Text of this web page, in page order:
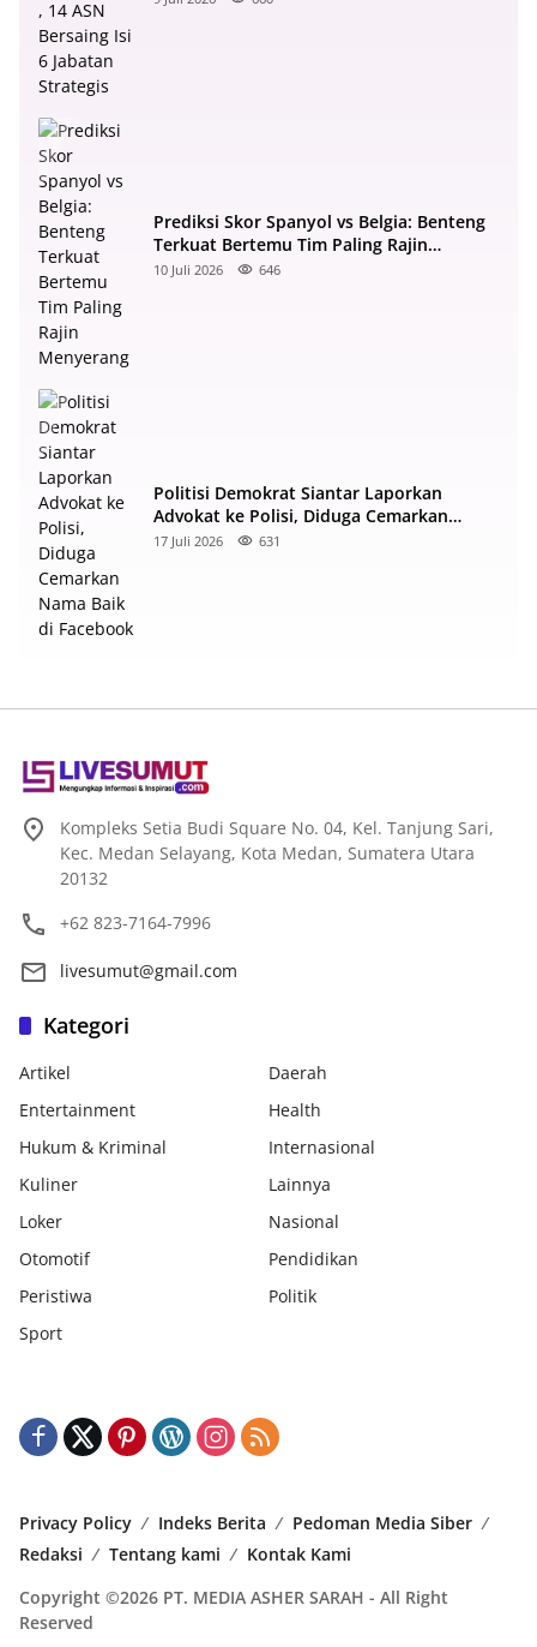
Prediksi Skor Spanyol vs Belgia: Benteng
Terkuat Bertemu Tim Paling Rajin
Menyerang
10 Juli 2026 646
Politisi Demokrat Siantar Laporkan
Advokat ke Polisi, Diduga Cemarkan
Nama Baik di Facebook
17 Juli 2026 631
Kompleks Setia Budi Square No. 04, Kel. Tanjung Sari,
Kec. Medan Selayang, Kota Medan, Sumatera Utara
20132
+62 823-7164-7996
livesumut@gmail.com
Kategori
Artikel
Daerah
Entertainment
Health
Hukum & Kriminal
Internasional
Kuliner
Lainnya
Loker
Nasional
Otomotif
Pendidikan
Peristiwa
Politik
Sport
Privacy Policy Indeks Berita
Pedoman Media Siber
Redaksi
Tentang kami
Kontak Kami
Copyright ©2026 PT. MEDIA ASHER SARAH - All Right
Reserved